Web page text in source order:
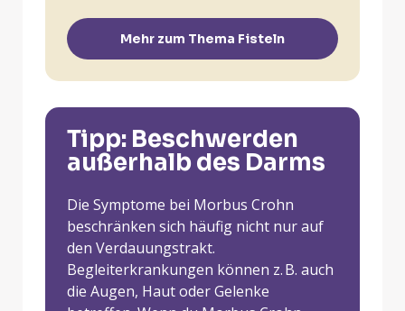
Mehr zum Thema Fisteln
Tipp: Beschwerden
außerhalb des Darms
Die Symptome bei Morbus Crohn
beschränken sich häufig nicht nur auf
den Verdauungstrakt.
Begleiterkrankungen können z. B. auch
die Augen, Haut oder Gelenke